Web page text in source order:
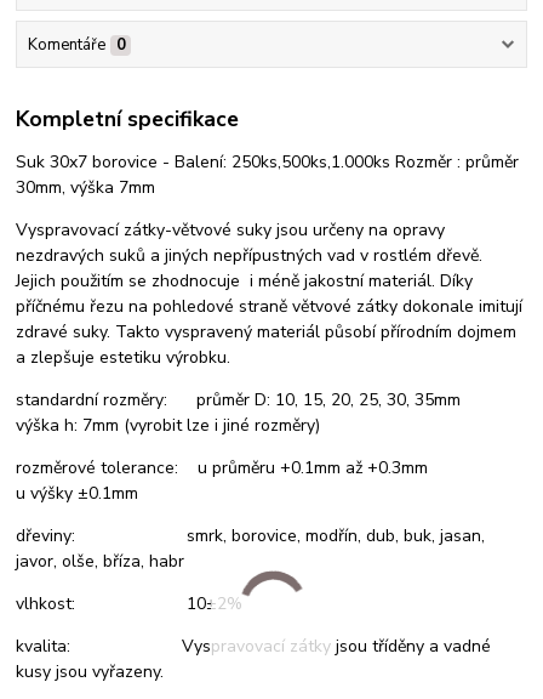
Komentáře 0
Kompletní specifikace
Suk 30x7 borovice - Balení: 250ks,500ks,1.000ks Rozměr : průměr
30mm, výška 7mm
Vyspravovací zátky-větvové suky jsou určeny na opravy
nezdravých suků a jiných nepřípustných vad v rostlém dřevě.
Jejich použitím se zhodnocuje i méně jakostní materiál. Díky
příčnému řezu na pohledové straně větvové zátky dokonale imitují
zdravé suky. Takto vyspravený materiál působí přírodním dojmem
a zlepšuje estetiku výrobku.
standardní rozměry: průměr D: 10, 15, 20, 25, 30, 35mm
výška h: 7mm (vyrobit lze i jiné rozměry)
rozměrové tolerance: u průměru +0.1mm až +0.3mm
u výšky ±0.1mm
dřeviny: smrk, borovice, modřín, dub, buk, jasan,
javor, olše, bříza, habr
vlhkost: 10±2%
kvalita: Vyspravovací zátky jsou tříděny a vadné
kusy jsou vyřazeny.